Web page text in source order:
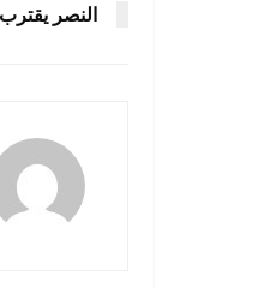
النصر